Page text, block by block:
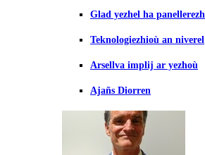
Glad yezhel ha panellerezh
Teknologiezhioù an niverel
Arsellva implij ar yezhoù
Ajañs Diorren